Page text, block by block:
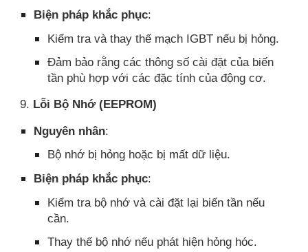
Biện pháp khắc phục:
Kiểm tra và thay thế mạch IGBT nếu bị hỏng.
Đảm bảo rằng các thông số cài đặt của biến
tần phù hợp với các đặc tính của động cơ.
9. Lỗi Bộ Nhớ (EEPROM)
Nguyên nhân:
Bộ nhớ bị hỏng hoặc bị mất dữ liệu.
Biện pháp khắc phục:
Kiểm tra bộ nhớ và cài đặt lại biến tần nếu
cần.
Thay thế bộ nhớ nếu phát hiện hỏng hóc.